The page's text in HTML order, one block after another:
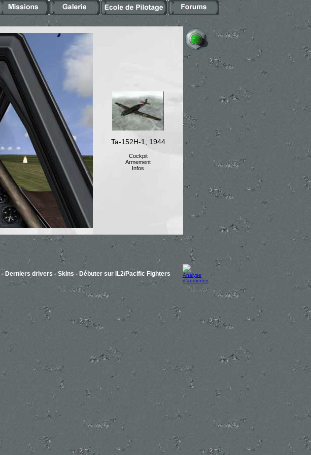
Ta-152H-1, 1944
Cockpit
Armement
Infos
- Derniers drivers - Skins - Débuter sur IL2/Pacific Fighters